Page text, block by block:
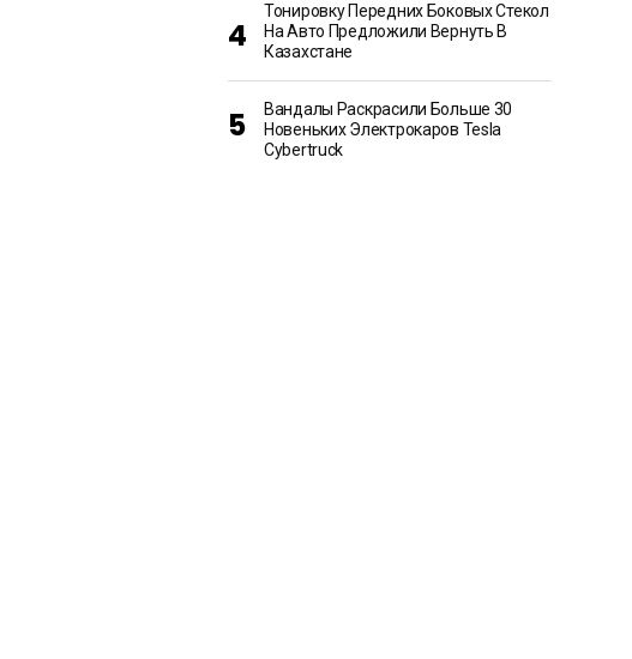
Тонировку Передних Боковых Стекол
На Авто Предложили Вернуть В
Казахстане
Вандалы Раскрасили Больше 30
Новеньких Электрокаров Tesla
Cybertruck